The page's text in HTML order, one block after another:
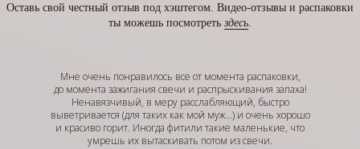
Оставь свой честный отзыв под хэштегом. Видео-отзывы и распаковки
ты можешь посмотреть здесь.
Мне очень понравилось все от момента распаковки,
до момента зажигания свечи и распрыскивания запаха!
Ненавязчивый, в меру расслабляющий, быстро
выветривается (для таких как мой муж…) и очень хорошо
и красиво горит. Иногда фитили такие маленькие, что
умрешь их вытаскивать потом из свечи.